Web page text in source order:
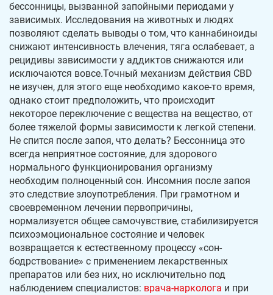
бессонницы, вызванной запойными периодами у
зависимых. Исследования на животных и людях
позволяют сделать выводы о том, что каннабиноиды
снижают интенсивность влечения, тяга ослабевает, а
рецидивы зависимости у аддиктов снижаются или
исключаются вовсе.Точный механизм действия CBD
не изучен, для этого еще необходимо какое-то время,
однако стоит предположить, что происходит
некоторое переключение с вещества на вещество, от
более тяжелой формы зависимости к легкой степени.
Не спится после запоя, что делать? Бессонница это
всегда неприятное состояние, для здорового
нормального функционирования организму
необходим полноценный сон. Инсомния после запоя
это следствие злоупотребления. При грамотном и
своевременном лечении первопричины,
нормализуется общее самочувствие, стабилизируется
психоэмоциональное состояние и человек
возвращается к естественному процессу «сон-
бодрствование» с применением лекарственных
препаратов или без них, но исключительно под
наблюдением специалистов: врача-нарколога и при